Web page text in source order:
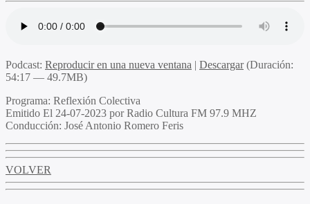
Podcast: Reproducir en una nueva ventana | Descargar(Duración:
54:17 — 49.7MB)
Programa: Reflexión Colectiva
Emitido El 24-07-2023 por Radio Cultura FM 97.9 MHZ
Conducción: José Antonio Romero Feris
VOLVER